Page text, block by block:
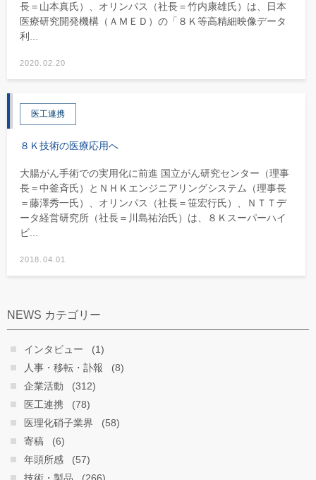
長＝山本真氏）、オリンパス（社長＝竹内康雄氏）は、日本
医療研究開発機構（ＡＭＥＤ）の「８Ｋ等高精細映像データ
利...
2020.02.20
医工連携
８Ｋ技術の医療応用へ
大腸がん手術での実用化に前進 国立がん研究センター（理事
長＝中釜斉氏）とＮＨＫエンジニアリングシステム（理事長
＝藤澤秀一氏）、オリンパス（社長＝笹宏行氏）、ＮＴＴデ
ータ経営研究所（社長＝川島祐治氏）は、８Ｋスーパーハイ
ビ...
2018.04.01
NEWS カテゴリー
インタビュー
(1)
人事・移転・訃報
(8)
企業活動
(312)
医工連携
(78)
医理化硝子業界
(58)
寄稿
(6)
年頭所感
(57)